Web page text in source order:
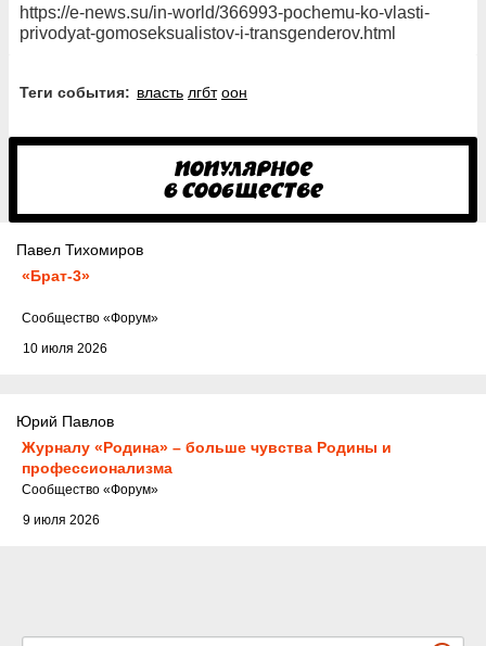
https://e-news.su/in-world/366993-pochemu-ko-vlasti-
privodyat-gomoseksualistov-i-transgenderov.html
Теги события: власть лгбт оон
Павел Тихомиров
«Брат-3»
10 июля 2026
Cообщество «Форум»
Юрий Павлов
Журналу «Родина» – больше чувства Родины и
профессионализма
9 июля 2026
Cообщество «Форум»